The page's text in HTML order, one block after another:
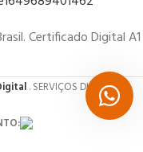
Certificado Digital A1
. SERVIÇOS DIGITAIS.